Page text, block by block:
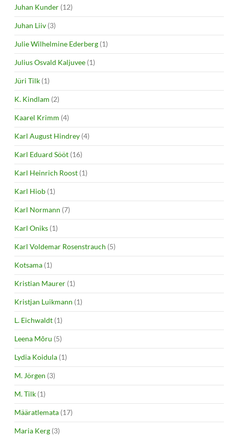
Juhan Kunder (12)
Juhan Liiv (3)
Julie Wilhelmine Ederberg (1)
Julius Osvald Kaljuvee (1)
Jüri Tilk (1)
K. Kindlam (2)
Kaarel Krimm (4)
Karl August Hindrey (4)
Karl Eduard Sööt (16)
Karl Heinrich Roost (1)
Karl Hiob (1)
Karl Normann (7)
Karl Oniks (1)
Karl Voldemar Rosenstrauch (5)
Kotsama (1)
Kristian Maurer (1)
Kristjan Luikmann (1)
L. Eichwaldt (1)
Leena Mõru (5)
Lydia Koidula (1)
M. Jörgen (3)
M. Tilk (1)
Määratlemata (17)
Maria Kerg (3)